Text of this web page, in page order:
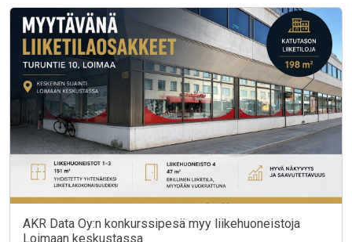
AKR Data Oy:n konkurssipesä myy liikehuoneistoja
Loimaan keskustassa